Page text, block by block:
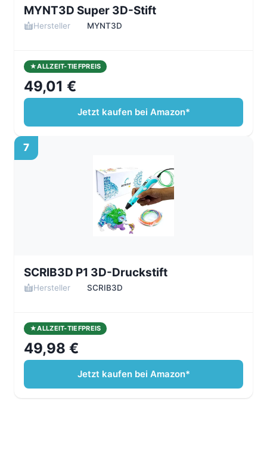
MYNT3D Super 3D-Stift
Hersteller MYNT3D
ALLZEIT-TIEFPREIS
49,01 €
Jetzt kaufen bei Amazon*
7
SCRIB3D P1 3D-Druckstift
Hersteller SCRIB3D
ALLZEIT-TIEFPREIS
49,98 €
Jetzt kaufen bei Amazon*